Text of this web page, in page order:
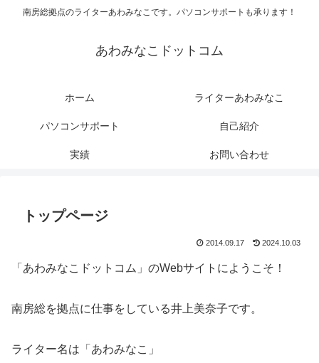
南房総拠点のライターあわみなこです。パソコンサポートも承ります！
あわみなこドットコム
ホーム ライターあわみなこ
パソコンサポート 自己紹介
実績 お問い合わせ
トップページ
2014.09.17 2024.10.03
「あわみなこドットコム」のWebサイトにようこそ！
南房総を拠点に仕事をしている井上美奈子です。
ライター名は「あわみなこ」